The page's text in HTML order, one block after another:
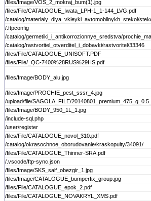
/files/Image/VOS_2_mokraj_bum(1).jpg
/files/File/CATALOGUE_Iwata_LPH-1_1-144_LVG.pdf
/catalog/materialy_dlya_vkleyki_avtomobilnykh_stekol/
/.ftpconfig
/catalog/germetiki_i_antikorrozionnye_sredstva/
/catalog/rastvoritel_otverditel_i_dobavki/rastvoritel/33346
/files/File/CATALOGUE_UNISOFT.PDF
/files/File/_QC-7400%28RUS%29HS.pdf
/files/Image/BODY_alu.jpg
/files/Image/PROCHIE_pest_sssr_4.jpg
/upload/file/SAGOLA_FILE/
/files/Image/BODY_950_1L_1.jpg
/include-sql.php
/user/register
/files/File/CATALOGUE_novol_310.pdf
/catalog/okrasochnoe_oborudovanie/kraskopulty/34091/
/files/File/CATALOGUE_Thinner-SRA.pdf
/.vscode/ftp-sync.json
/files/Image/SKS_salf_obezgir_1.jpg
/files/Image/CATALOGUE_bumperfix_group.jpg
/files/File/CATALOGUE_epok_2.pdf
/files/File/CATALOGUE_NOVAKRYL_XMS.pdf